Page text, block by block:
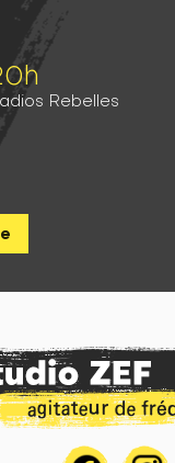
Rebelles